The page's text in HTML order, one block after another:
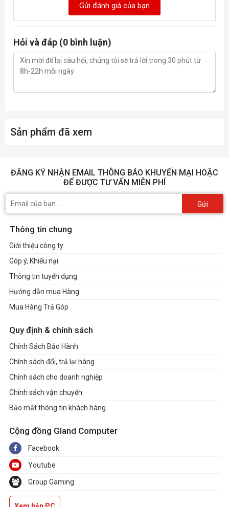
Gửi đánh giá của bạn
Hỏi và đáp (0 bình luận)
Sản phẩm đã xem
ĐĂNG KÝ NHẬN EMAIL THÔNG BÁO KHUYẾN MẠI HOẶC
ĐỂ ĐƯỢC TƯ VẤN MIỄN PHÍ
Gửi
Thông tin chung
Giới thiệu công ty
Góp ý, Khiếu nại
Thông tin tuyển dụng
Hướng dẫn mua Hàng
Mua Hàng Trả Góp
Quy định & chính sách
Chính Sách Bảo Hành
Chính sách đổi, trả lại hàng
Chính sách cho doanh nghiệp
Chính sách vận chuyển
Bảo mật thông tin khách hàng
Cộng đồng Gland Computer
Facebook
Youtube
Group Gaming